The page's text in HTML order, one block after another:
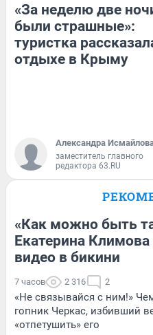
«За неделю две
были страшные»:
туристка
отдыхе в Крыму
Александра
заместитель главного
редактора 63.RU
«Как можно быть
Екатерина
видео в бикини
7 часов 2 316 2
«Не связывайся с ним!»
гопник Черкас, избивший
«отпетушить» его